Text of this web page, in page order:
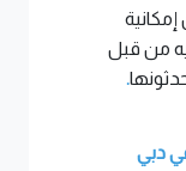
من قبل
.
دبي